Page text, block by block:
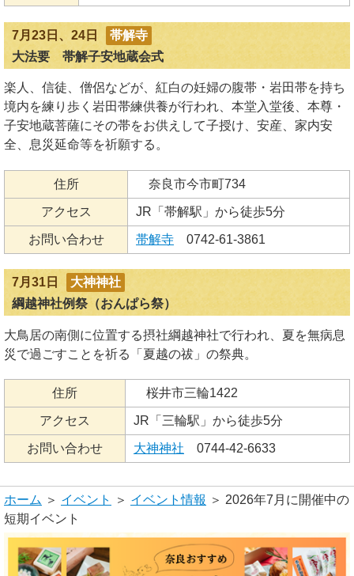
7月23日、24日
帯解寺
大法要 帯解子安地蔵会式
楽人、信徒、僧侶などが、紅白の妊婦の腹帯・岩田帯を持ち
境内を練り歩く岩田帯練供養が行われ、本堂入堂後、本尊・
子安地蔵菩薩にその帯をお供えして子授け、安産、家内安
全、息災延命等を祈願する。
住所 奈良市今市町734
アクセス JR「帯解駅」から徒歩5分
お問い合わせ 帯解寺 0742-61-3861
7月31日
大神神社
綱越神社例祭（おんぱら祭）
大鳥居の南側に位置する摂社綱越神社で行われ、夏を無病息
災で過ごすことを祈る「夏越の祓」の祭典。
住所 桜井市三輪1422
アクセス JR「三輪駅」から徒歩5分
お問い合わせ 大神神社 0744-42-6633
ホーム ＞ イベント ＞ イベント情報 ＞ 2026年7月に開催中の
短期イベント